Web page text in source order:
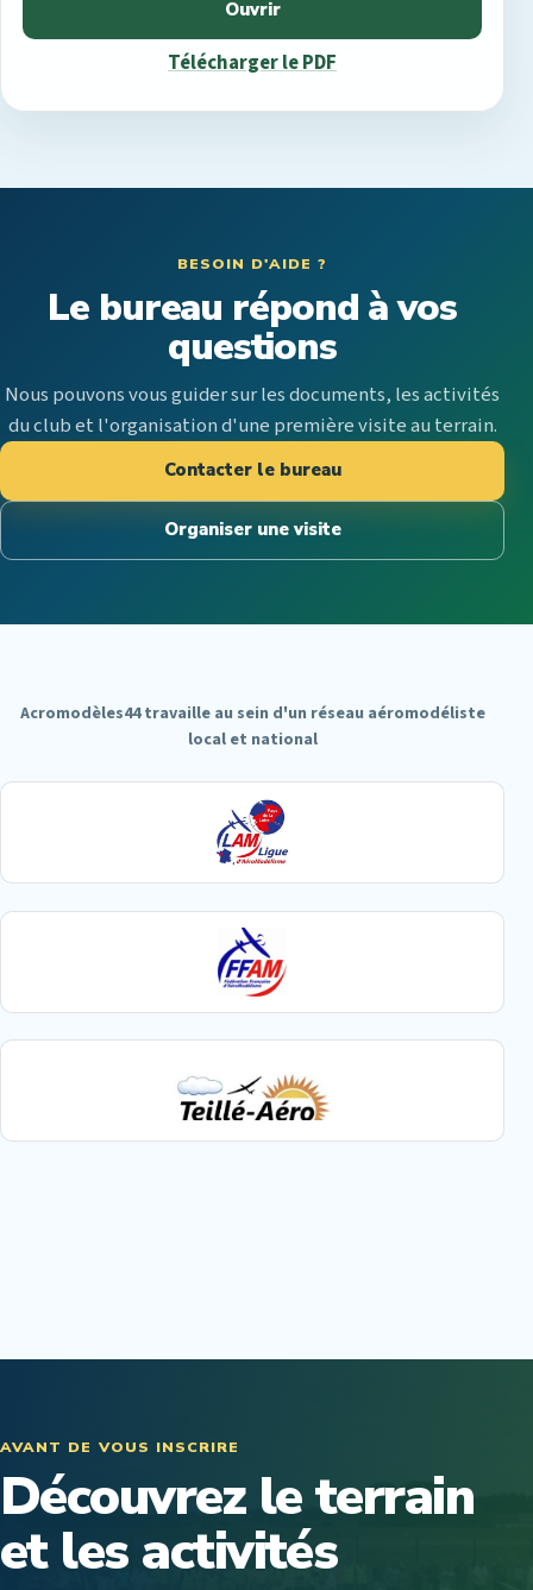
Ouvrir
Télécharger le PDF
BESOIN D'AIDE ?
Le bureau répond à vos
questions
Nous pouvons vous guider sur les documents, les activités
du club et l'organisation d'une première visite au terrain.
Contacter le bureau
Organiser une visite
Acromodèles44 travaille au sein d'un réseau aéromodéliste
local et national
AVANT DE VOUS INSCRIRE
Découvrez le terrain
et les activités